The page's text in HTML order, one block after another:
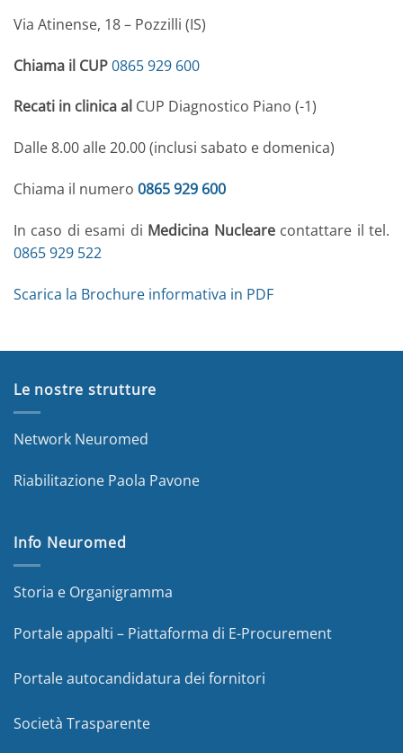
Via Atinense, 18 – Pozzilli (IS)
Chiama il CUP0865 929 600
Recati in clinica al CUP Diagnostico Piano (-1)
Dalle 8.00 alle 20.00 (inclusi sabato e domenica)
Chiama il numero 0865 929 600
In caso di esami di Medicina Nuclearecontattare il tel.
0865 929 522
Scarica la Brochure informativa in PDF
Le nostre strutture
Network Neuromed
Riabilitazione Paola Pavone
Info Neuromed
Storia e Organigramma
Portale appalti – Piattaforma di E-Procurement
Portale autocandidatura dei fornitori
Società Trasparente